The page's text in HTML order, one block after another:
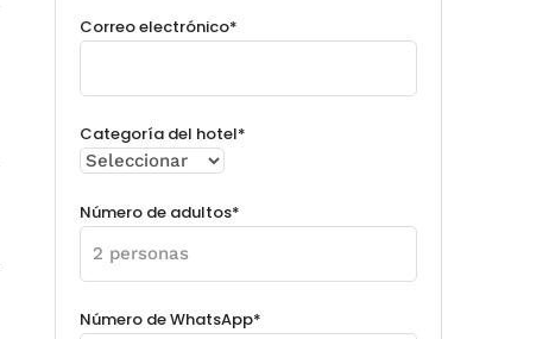
Correo electrónico*
Categoría del hotel*
Número de adultos*
Número de WhatsApp*